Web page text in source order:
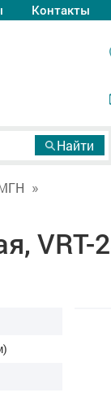
Контакты
VRT-